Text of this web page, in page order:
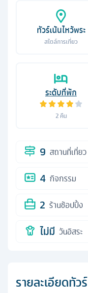
ทัวร์เน้นไหว้พระ
สไตล์การเที่ยว
ระดับที่พัก
2คืน
9 สถานที่เที่ยว
4 กิจกรรม
2 ร้านช้อปปิ้ง
ไม่มี วันอิสระ
รายละเอียดทัวร์